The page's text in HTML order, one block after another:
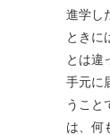
進学し
ときに
とは違
手元に
うこと
は、何